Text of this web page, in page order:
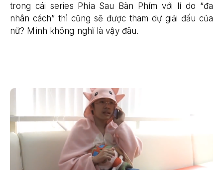
trong cái series Phía Sau Bàn Phím với lí do “đa
nhân cách” thì cũng sẽ được tham dự giải đấu của
nữ? Mình không nghĩ là vậy đâu.